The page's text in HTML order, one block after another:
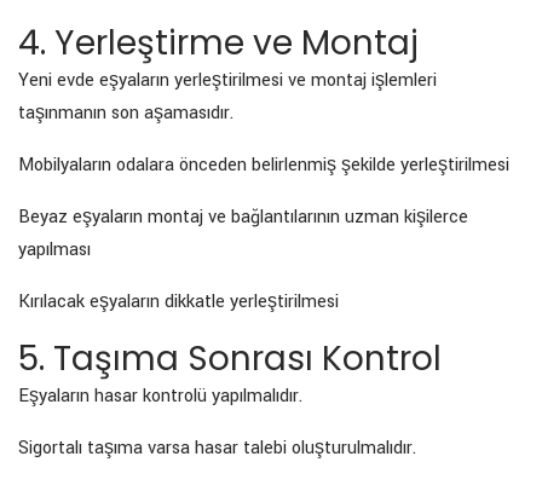
4. Yerleştirme ve Montaj
Yeni evde eşyaların yerleştirilmesi ve montaj işlemleri
taşınmanın son aşamasıdır.
Mobilyaların odalara önceden belirlenmiş şekilde yerleştirilmesi
Beyaz eşyaların montaj ve bağlantılarının uzman kişilerce
yapılması
Kırılacak eşyaların dikkatle yerleştirilmesi
5. Taşıma Sonrası Kontrol
Eşyaların hasar kontrolü yapılmalıdır.
Sigortalı taşıma varsa hasar talebi oluşturulmalıdır.